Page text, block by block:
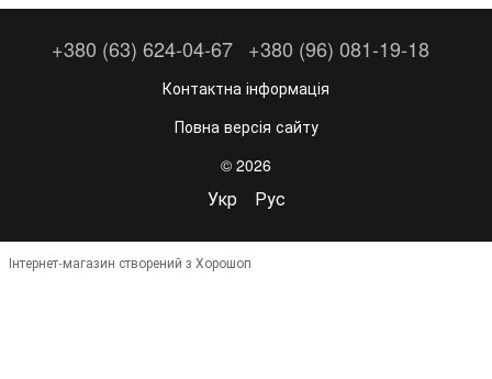
+380 (63) 624-04-67 +380 (96) 081-19-18
Контактна інформація
Повна версія сайту
© 2026
Укр Рус
Інтернет-магазин створений з Хорошоп